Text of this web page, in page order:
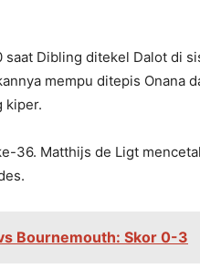
Dibling ditekel Dalot di
mempu ditepis Onana
kiper.
36. Matthijs de Ligt
Bournemouth: Skor 0-3